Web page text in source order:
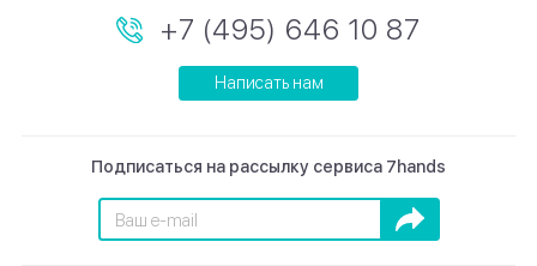
Подписаться на рассылку сервиса 7hands
Подписаться
+7 (495) 646 10 87
Написать нам